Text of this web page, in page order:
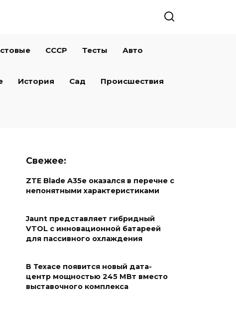
СССР Тесты Авто
История Сад Происшествия
Свежее:
ZTE Blade A35e оказался в перечне с
непонятными характеристиками
Jaunt представляет гибридный
VTOL с инновационной батареей
для пассивного охлаждения
В Техасе появится новый дата-
центр мощностью 245 МВт вместо
выставочного комплекса